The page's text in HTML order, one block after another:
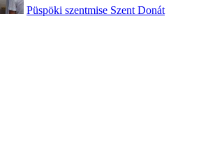
Püspöki szentmise Szent Donát